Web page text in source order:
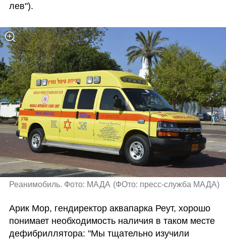
лев").
Реанимобиль. Фото: МАДА (ФОто: пресс-служба МАДА)
Арик Мор, гендиректор аквапарка Реут, хорошо
понимает необходимость наличия в таком месте
дефибриллятора: "Мы тщательно изучили